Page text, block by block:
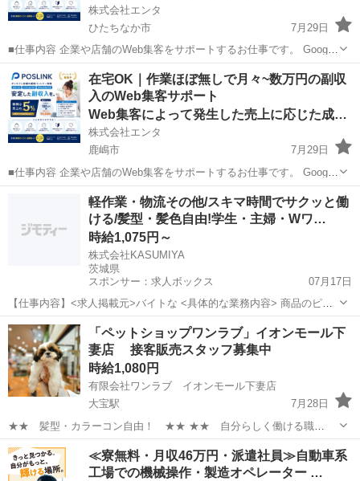
株式会社エンタ
ひたちなか市
7月29日
■仕事内容 企業や店舗のWeb集客をサポートするお仕事です。 Google
を活用した「Web上の店舗情報」の登録・初期設定を行っていただき
ます。 日々の集客運用や問い合わせ対応、顧客対応はすべて運営本部
が行うため...
茨城 ひたちなか市 その他 Web
在宅OK｜作業ほぼ無しで月々~数万円の副収
入のWeb集客サポート
Web集客によって発生した売上に応じた成果報酬
株式会社エンタ
鹿嶋市
7月29日
■仕事内容 企業や店舗のWeb集客をサポートするお仕事です。 Google
を活用した「Web上の店舗情報」の登録・初期設定を行っていただき
が行うため...
鹿嶋市 その他 Web
軽作業・物流その他/スキマ時間でサクッと働
ける/髪型・髪色自由!学生・主婦・Wワ…
時給1,075円～
株式会社KASUMIYA
茨城県
スポンサー：求人ボックス
07月17日
【仕事内容】<求人掲載元>バイトな <具体的な業務内容> 商品のピッ
クアップ 仕上げ・品質チェック 密封パック作業 商品シールの貼り付
け 在庫管理(入出荷の数チェック) 困っているスタッフへの声掛けや指
導 なお、正社員の方にはアル...
アルバイト・パート
「ペットショップワンラブ」イオンモール下
妻店 接客販売スタッフ募集中
時給1,080円
有限会社ワンラブ イオンモール下妻店
大宝駅
7月28日
★★ 髪型・カラーコン自由！ ★★ ★★ 自分らしく働ける職
場！ ★★ 安定した会社で、 可愛い動物たちと触れ合いながら ワー
クライフバランスを取りやすい仕事しませんか？ ★WワークOK！【同
業他社不可】 ...
茨城 下妻市 大宝駅 その他 スタッフ
≪寮無料・月収46万円・派遣社員≫自動車系
工場での機械操作・製造オペレーター …